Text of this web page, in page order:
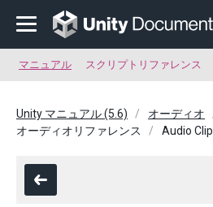
マニュアル スクリプトリファレンス
Unity マニュアル (5.6)
オーディオ
オーディオリファレンス
Audio Clip